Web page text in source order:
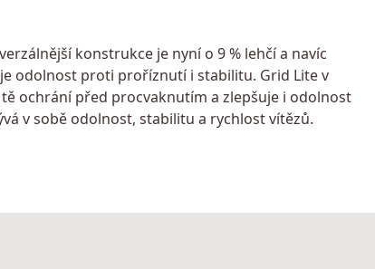
konstrukce je nyní o 9 % lehčí a navíc
odolnost proti proříznutí i stabilitu. Grid Lite v
ochrání před procvaknutím a zlepšuje i odolnost
v sobě odolnost, stabilitu a rychlost vítězů.